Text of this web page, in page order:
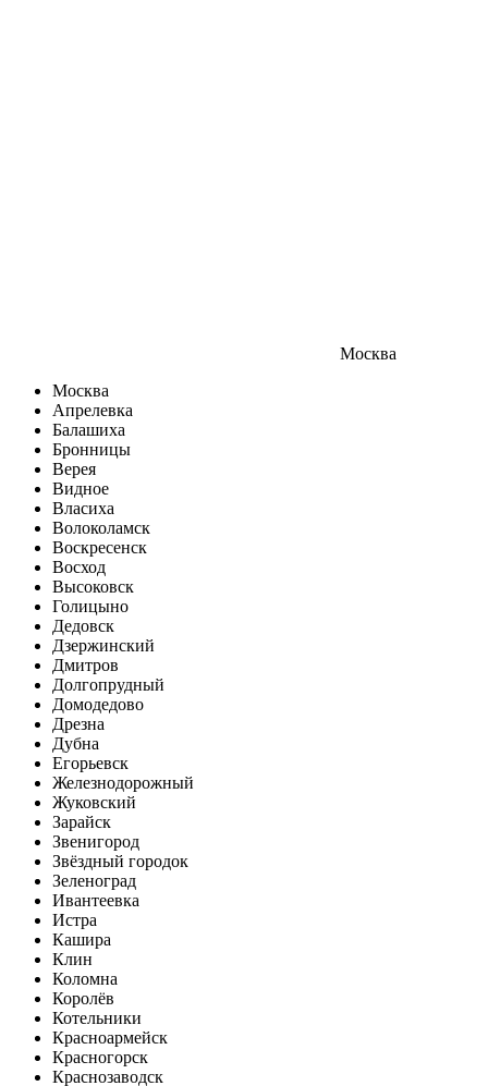
Москва
Москва
Апрелевка
Балашиха
Бронницы
Верея
Видное
Власиха
Волоколамск
Воскресенск
Восход
Высоковск
Голицыно
Дедовск
Дзержинский
Дмитров
Долгопрудный
Домодедово
Дрезна
Дубна
Егорьевск
Железнодорожный
Жуковский
Зарайск
Звенигород
Звёздный городок
Зеленоград
Ивантеевка
Истра
Кашира
Клин
Коломна
Королёв
Котельники
Красноармейск
Красногорск
Краснозаводск